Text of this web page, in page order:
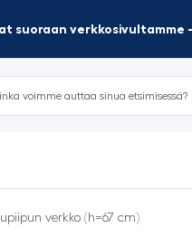
suoraan verkkosivultamme
verkko (h=67 cm)